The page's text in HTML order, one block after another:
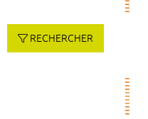
RECHERCHER